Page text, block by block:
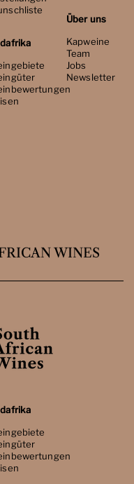
Über uns
Kapweine
Team
Jobs
Newsletter
WINES